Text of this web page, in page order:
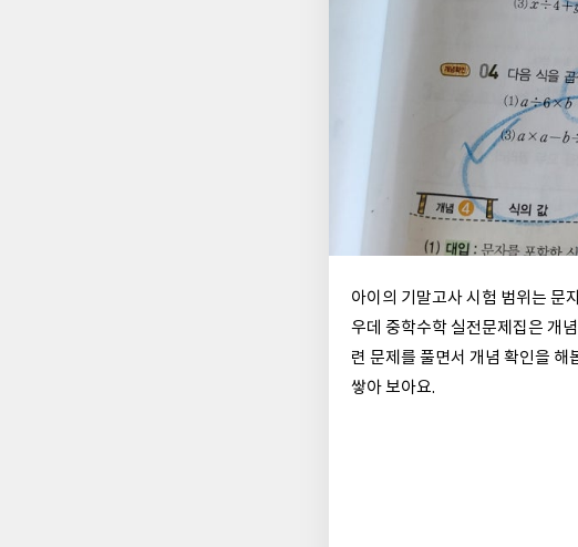
아이의 기말고사 시험 범위는 문
우데 중학수학 실전문제집은 개
련 문제를 풀면서 개념 확인을
쌓아 보아요.